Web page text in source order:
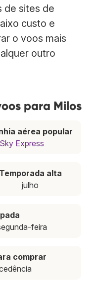
de sites de
custo e
o voos mais
outro
para Milos
aérea popular
Sky Express
Temporada alta
julho
feira
comprar